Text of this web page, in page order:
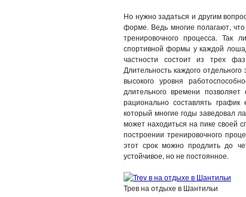
Но нужно задаться и другим
форме. Ведь многие полагают,
тренировочного процесса. Так
спортивной формы у каждой
частности состоит из трех
Длительность каждого
высокого уровня
длительного времени
рационально составлять
который многие годы заведовал
может находиться на пике своей
построении тренировочного
этот срок можно продлить до
устойчивое, но не постоянное.
Трев на отдыхе в Шантильи